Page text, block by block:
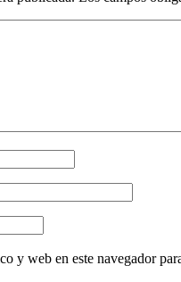
y web en este navegador